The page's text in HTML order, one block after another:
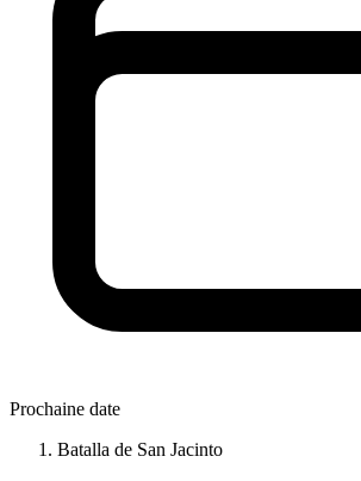
Prochaine date
Batalla de San Jacinto